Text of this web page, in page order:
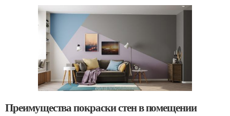
Преимущества покраски стен в помещении